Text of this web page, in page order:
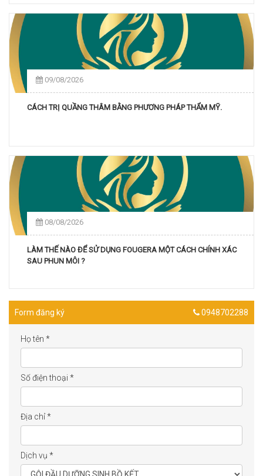
09/08/2026
CÁCH TRỊ QUẦNG THÂM BẰNG PHƯƠNG PHÁP THẨM MỸ.
08/08/2026
LÀM THẾ NÀO ĐỂ SỬ DỤNG FOUGERA MỘT CÁCH CHÍNH XÁC
SAU PHUN MÔI ?
Form đăng ký 0948702288
Họ tên *
Số điện thoại *
Địa chỉ*
Dịch vụ *